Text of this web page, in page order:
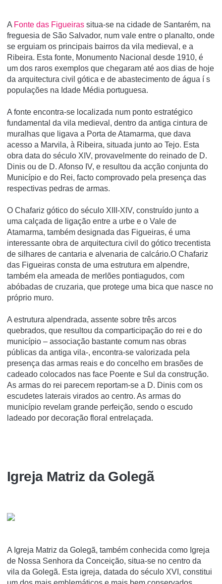
A Fonte das Figueiras situa-se na cidade de Santarém, na
freguesia de São Salvador, num vale entre o planalto, onde
se erguiam os principais bairros da vila medieval, e a
Ribeira. Esta fonte, Monumento Nacional desde 1910, é
um dos raros exemplos que chegaram até aos dias de hoje
da arquitectura civil gótica e de abastecimento de água í s
populações na Idade Média portuguesa.
A fonte encontra-se localizada num ponto estratégico
fundamental da vila medieval, dentro da antiga cintura de
muralhas que ligava a Porta de Atamarma, que dava
acesso a Marvila, à Ribeira, situada junto ao Tejo. Esta
obra data do século XIV, provavelmente do reinado de D.
Dinis ou de D. Afonso IV, e resultou da acção conjunta do
Municí­pio e do Rei, facto comprovado pela presença das
respectivas pedras de armas.
O Chafariz gótico do século XIII-XIV, construído junto a
uma calçada de ligação entre a urbe e o Vale de
Atamarma, também designada das Figueiras, é uma
interessante obra de arquitectura civil do gótico trecentista
de silhares de cantaria e alvenaria de calcário.O Chafariz
das Figueiras consta de uma estrutura em alpendre,
também ela ameada de merlões pontiagudos, com
abóbadas de cruzaria, que protege uma bica que nasce no
próprio muro.
A estrutura alpendrada, assente sobre três arcos
quebrados, que resultou da comparticipação do rei e do
município – associação bastante comum nas obras
públicas da antiga vila-, encontra-se valorizada pela
presença das armas reais e do concelho em brasões de
cadeado colocados nas face Poente e Sul da construção.
As armas do rei parecem reportam-se a D. Dinis com os
escudetes laterais virados ao centro. As armas do
município revelam grande perfeição, sendo o escudo
ladeado por decoração floral entrelaçada.
Igreja Matriz da Golegã
A Igreja Matriz da Golegã, também conhecida como Igreja
de Nossa Senhora da Conceição, situa-se no centro da
vila da Golegã. Esta igreja, datada do século XVI, constitui